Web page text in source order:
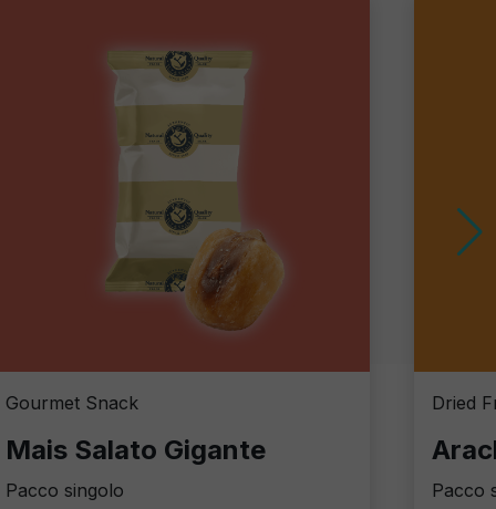
Gourmet Snack
Mais Salato Gigante
Pacco singolo
Dried
Pacco